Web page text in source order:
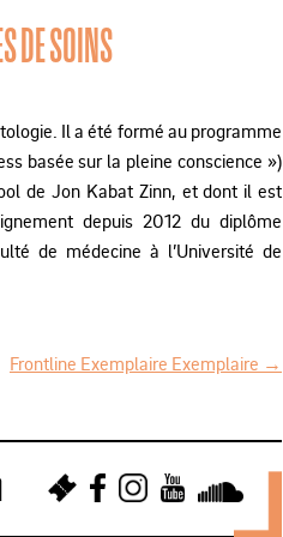
DE SOINS
Il a été formé au programme
basée sur la pleine conscience »)
de Jon Kabat Zinn, et dont il est
depuis 2012 du diplôme
de médecine à l’Université de
Frontline Exemplaire Exemplaire →